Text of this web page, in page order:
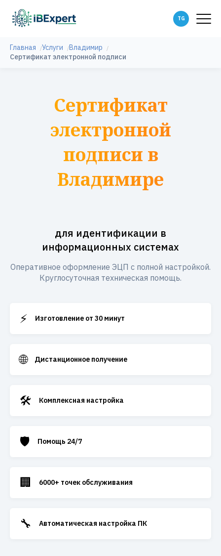
Главная Услуги
Владимир
Сертификат электронной подписи
Сертификат
электронной
подписи в
Владимире
для идентификации в
информационных системах
Оперативное оформление ЭЦП с полной настройкой.
Круглосуточная техническая помощь.
⚡ Изготовление от 30 минут
🌐 Дистанционное получение
🛠️ Комплексная настройка
🛡️ Помощь 24/7
🏢 6000+ точек обслуживания
🔧 Автоматическая настройка ПК